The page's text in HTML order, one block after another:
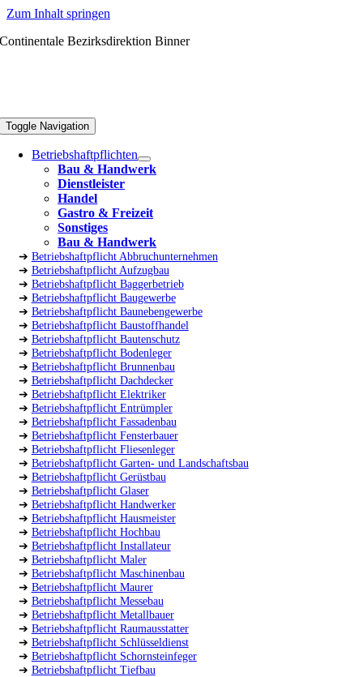
Zum Inhalt springen
Continentale Bezirksdirektion Binner
Toggle Navigation
Betriebshaftpflichten
Bau & Handwerk
Dienstleister
Handel
Gastro & Freizeit
Sonstiges
Bau & Handwerk
➔ Betriebshaftpflicht Abbruchunternehmen
➔ Betriebshaftpflicht Aufzugbau
➔ Betriebshaftpflicht Baggerbetrieb
➔ Betriebshaftpflicht Baugewerbe
➔ Betriebshaftpflicht Baunebengewerbe
➔ Betriebshaftpflicht Baustoffhandel
➔ Betriebshaftpflicht Bautenschutz
➔ Betriebshaftpflicht Bodenleger
➔ Betriebshaftpflicht Brunnenbau
➔ Betriebshaftpflicht Dachdecker
➔ Betriebshaftpflicht Elektriker
➔ Betriebshaftpflicht Entrümpler
➔ Betriebshaftpflicht Fassadenbau
➔ Betriebshaftpflicht Fensterbauer
➔ Betriebshaftpflicht Fliesenleger
➔ Betriebshaftpflicht Garten- und Landschaftsbau
➔ Betriebshaftpflicht Gerüstbau
➔ Betriebshaftpflicht Glaser
➔ Betriebshaftpflicht Handwerker
➔ Betriebshaftpflicht Hausmeister
➔ Betriebshaftpflicht Hochbau
➔ Betriebshaftpflicht Installateur
➔ Betriebshaftpflicht Maler
➔ Betriebshaftpflicht Maschinenbau
➔ Betriebshaftpflicht Maurer
➔ Betriebshaftpflicht Messebau
➔ Betriebshaftpflicht Metallbauer
➔ Betriebshaftpflicht Raumausstatter
➔ Betriebshaftpflicht Schlüsseldienst
➔ Betriebshaftpflicht Schornsteinfeger
➔ Betriebshaftpflicht Tiefbau